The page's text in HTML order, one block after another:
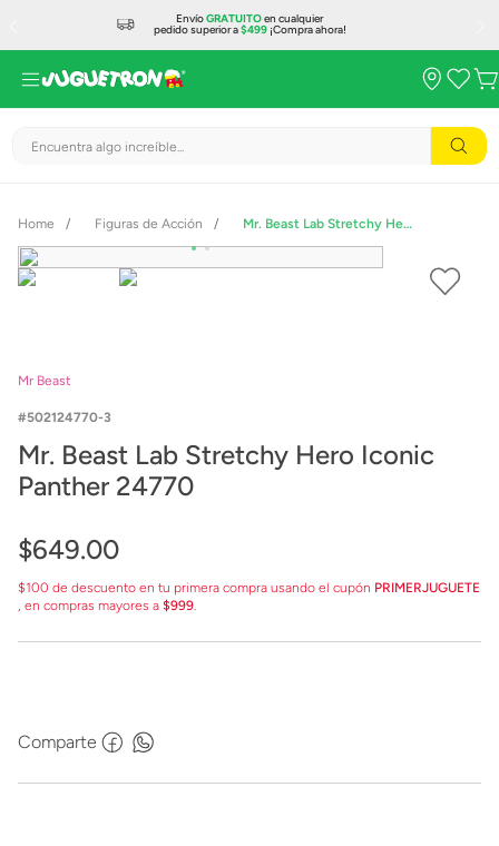
EnvíoGRATUITOen cualquier
pedido superior a$499¡Compra ahora!
Encuentra algo increíble...
Figuras de Acción Mr. Beast Lab Stretchy Hero Iconic Panther 24770
Mr Beast
502124770-3
Mr. Beast Lab Stretchy Hero Iconic
Panther 24770
$649.00
$100 de descuento en tu primera compra usando el cupón PRIMERJUGUETE
, en compras mayores a $999.
Comparte